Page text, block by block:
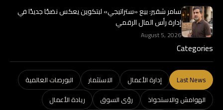
سامر شقير: بيع «ستراتيجي» لبتكوين يعكس نضجًا جديدًا في
إدارة رأس المال الرقمي
August 5, 2026
Categories
Last News إدارة الأعمال الاستثمار
البورصات العالمية
الهوامش والاستحواذ
رؤى السوق
ريادة الأعمال